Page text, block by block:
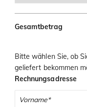
Gesamtbetrag
Bitte wählen Sie, ob
geliefert bekommen
Rechnungsadresse